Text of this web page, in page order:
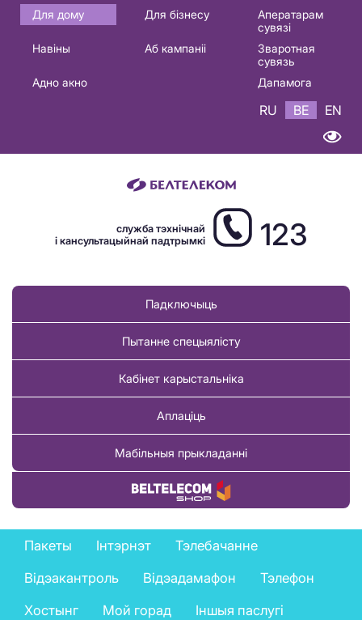
Основная
навигация
Для дому Для бізнесу
Аператарам
сувязі
Навіны
Аб кампаніі
Зваротная
сувязь
Адно акно
Дапамога
RU BE EN
служба тэхнічнай
і кансультацыйнай падтрымкі
123
Падключыць
Пытанне спецыялісту
Кабінет карыстальніка
Аплаціць
Мабільныя прыкладанні
Купіць тавар
Private
services
menu
Пакеты Інтэрнэт
Тэлебачанне
Відэакантроль
Відэадамафон
Тэлефон
Хостынг
Мой горад
Іншыя паслугі